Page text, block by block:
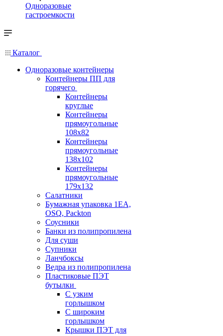
Одноразовые
гастроемкости
Каталог
Одноразовые контейнеры
Контейнеры ПП для
горячего
Контейнеры
круглые
Контейнеры
прямоугольные
108х82
Контейнеры
прямоугольные
138х102
Контейнеры
прямоугольные
179х132
Салатники
Бумажная упаковка 1ЕА,
OSQ, Packton
Соусники
Банки из полипропилена
Для суши
Супники
Ланчбоксы
Ведра из полипропилена
Пластиковые ПЭТ
бутылки
С узким
горлышком
С широким
горлышком
Крышки ПЭТ для